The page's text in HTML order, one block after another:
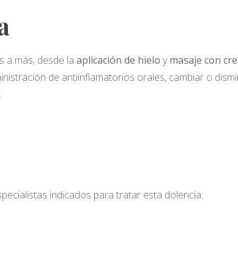
a más, desde la aplicación de hielo ymasaje con
de antiinflamatorios orales, cambiar o
indicados para tratar esta dolencia.